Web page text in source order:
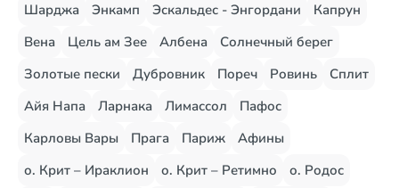
Шарджа
Энкамп Эскальдес - Энгордани
Капрун
Вена
Цель ам Зее Албена
Солнечный берег
Золотые пески
Дубровник Пореч Ровинь
Сплит
Айя Напа
Ларнака Лимассол
Пафос
Карловы Вары
Прага Париж
Афины
о. Крит – Ираклион
о. Крит – Ретимно
о. Родос